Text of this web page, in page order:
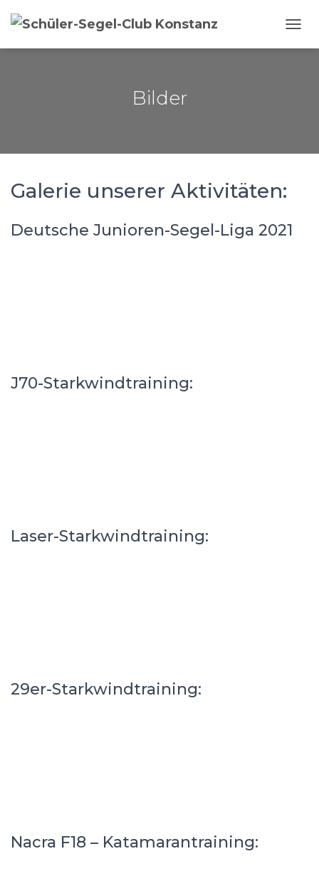
Bilder
Galerie unserer Aktivitäten:
Deutsche Junioren-Segel-Liga 2021
J70-Starkwindtraining:
Laser-Starkwindtraining:
29er-Starkwindtraining:
Nacra F18 – Katamarantraining: